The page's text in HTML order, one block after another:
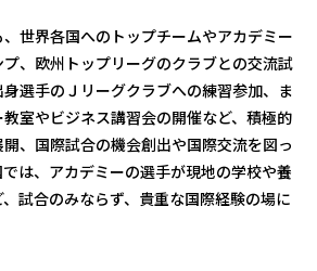
世界各国へのトップチームやアカデミー
、欧州トップリーグのクラブとの交流試
選手のＪリーグクラブへの練習参加、ま
室やビジネス講習会の開催など、積極的
、国際試合の機会創出や国際交流を図っ
は、アカデミーの選手が現地の学校や養
試合のみならず、貴重な国際経験の場に